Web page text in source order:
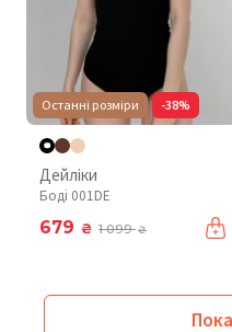
Останні розміри -38%
Дейліки
Боді 001DE
679 ₴ 1 099₴